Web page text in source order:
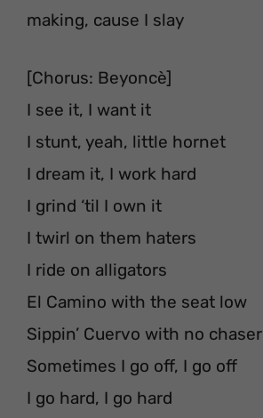
making, cause I slay
[Chorus: Beyoncè]
I see it, I want it
I stunt, yeah, little hornet
I dream it, I work hard
I grind ‘til I own it
I twirl on them haters
I ride on alligators
El Camino with the seat low
Sippin’ Cuervo with no chaser
Sometimes I go off, I go off
I go hard, I go hard